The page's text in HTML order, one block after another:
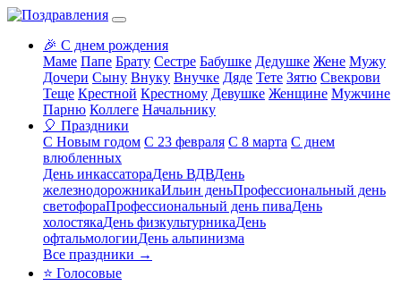
🎉 С днем рождения
Маме Папе Брату Сестре Бабушке Дедушке Жене Мужу
Дочери Сыну Внуку Внучке Дяде Тете Зятю Свекрови
Теще Крестной Крестному Девушке Женщине Мужчине
Парню Коллеге Начальнику
🎈 Праздники
С Новым годом С 23 февраля С 8 марта С днем
влюбленных
День инкассатораДень ВДВДень
железнодорожникаИльин деньПрофессиональный день
светофораПрофессиональный день пиваДень
холостякаДень физкультурникаДень
офтальмологииДень альпинизма
Все праздники →
⭐ Голосовые